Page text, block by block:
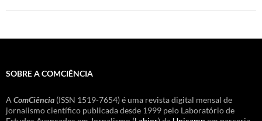
SOBRE A COMCIÊNCIA
A ComCiência (ISSN 1519-7654) é uma revista digital mensal de
jornalismo científico publicada desde 1999 pelo Laboratório de